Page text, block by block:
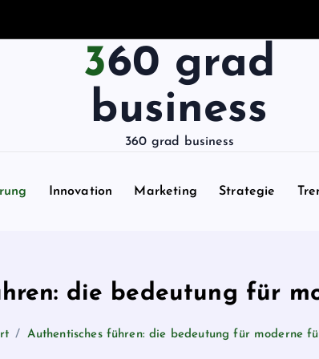
360 grad
business
360 grad business
Innovation Marketing Strategie
die bedeutung für
Authentisches führen: die bedeutung für moderne